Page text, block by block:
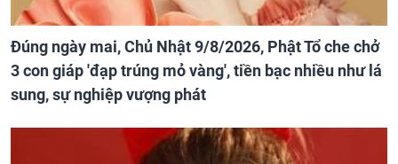
Đúng ngày mai, Chủ Nhật 9/8/2026, Phật Tổ che chở
3 con giáp 'đạp trúng mỏ vàng', tiền bạc nhiều như lá
sung, sự nghiệp vượng phát